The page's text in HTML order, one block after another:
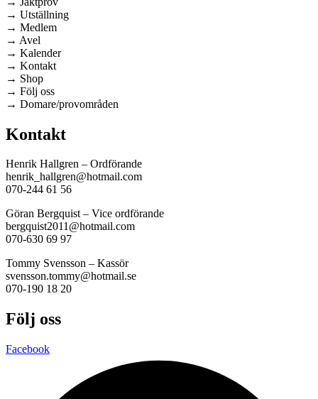
→ Utställning
→ Medlem
→ Avel
→ Kalender
→ Kontakt
→ Shop
→ Följ oss
→ Domare/provområden
Kontakt
Henrik Hallgren – Ordförande
henrik_hallgren@hotmail.com
070-244 61 56
Göran Bergquist – Vice ordförande
bergquist2011@hotmail.com
070-630 69 97
Tommy Svensson – Kassör
svensson.tommy@hotmail.se
070-190 18 20
Följ oss
Facebook